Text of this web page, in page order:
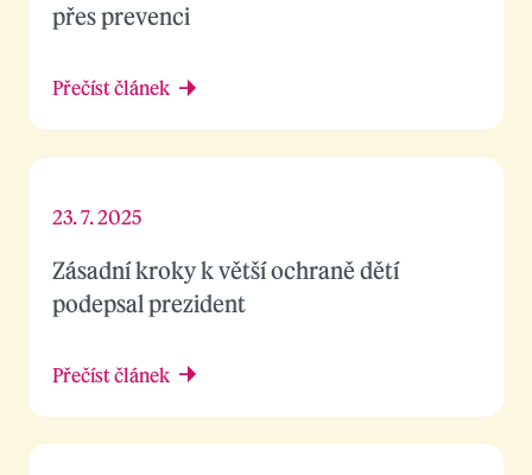
přes prevenci
Přečíst článek
Zásadní kroky k větší ochraně dětí
podepsal prezident
23. 7. 2025
Přečíst článek